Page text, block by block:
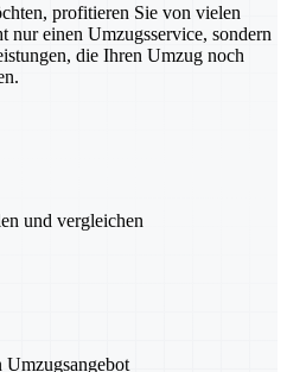
profitieren Sie von vielen
nur einen Umzugsservice, sondern
die Ihren Umzug noch
und vergleichen
Umzugsangebot